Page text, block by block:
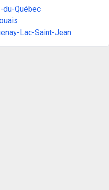
du-Québec
Lac-Saint-Jean